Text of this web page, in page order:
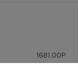
1681.00 Р